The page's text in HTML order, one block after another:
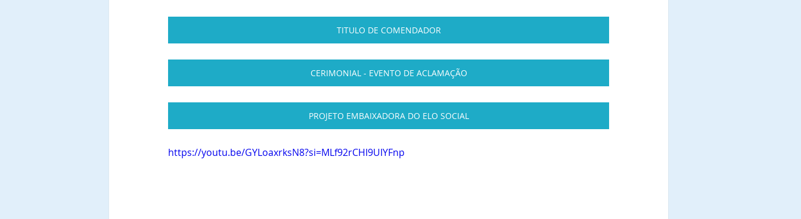
TITULO DE COMENDADOR
CERIMONIAL - EVENTO DE ACLAMAÇÃO
PROJETO EMBAIXADORA DO ELO SOCIAL
https://youtu.be/GYLoaxrksN8?si=MLf92rCHI9UIYFnp